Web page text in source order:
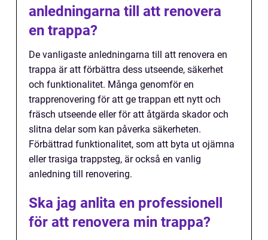
anledningarna till att renovera
en trappa?
De vanligaste anledningarna till att renovera en
trappa är att förbättra dess utseende, säkerhet
och funktionalitet. Många genomför en
trapprenovering för att ge trappan ett nytt och
fräsch utseende eller för att åtgärda skador och
slitna delar som kan påverka säkerheten.
Förbättrad funktionalitet, som att byta ut ojämna
eller trasiga trappsteg, är också en vanlig
anledning till renovering.
Ska jag anlita en professionell
för att renovera min trappa?